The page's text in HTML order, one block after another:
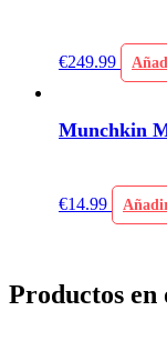
€249.99
Munchkin
€14.99
Productos en